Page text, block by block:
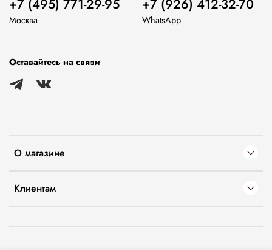
О магазине
Клиентам
+7 (495) 771-29-95
Москва
+7 (926) 412-32-70
WhatsApp
Оставайтесь на связи